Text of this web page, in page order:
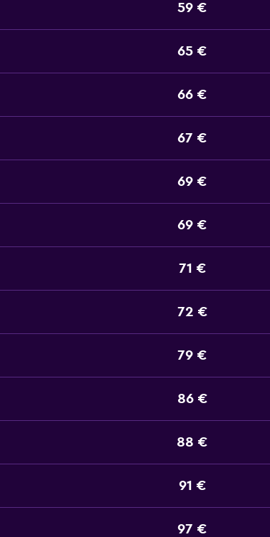
59 €
65 €
66 €
67 €
69 €
69 €
71 €
72 €
79 €
86 €
88 €
91 €
97 €